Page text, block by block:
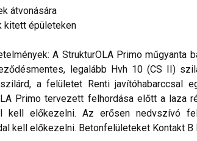
átvonására
kitett épületeken
A StrukturOLA Primo
legalább Hvh 10 (CS II)
a felületet Renti javítóhabarccsal
Primo tervezett felhordása előtt a
kell előkezelni. Az erősen
kell előkezelni. Betonfelületeket Kontakt B